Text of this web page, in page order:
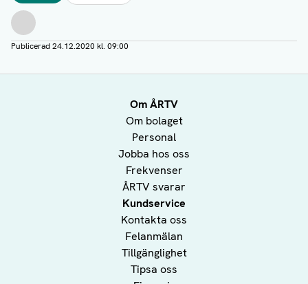
Författare
Publicerad24.12.2020 kl. 09:00
Om ÅRTV
Om bolaget
Personal
Jobba hos oss
Frekvenser
ÅRTV svarar
Kundservice
Kontakta oss
Felanmälan
Tillgänglighet
Tipsa oss